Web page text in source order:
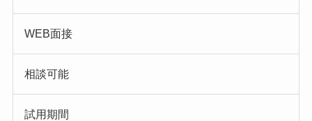
WEB面接
相談可能
試用期間